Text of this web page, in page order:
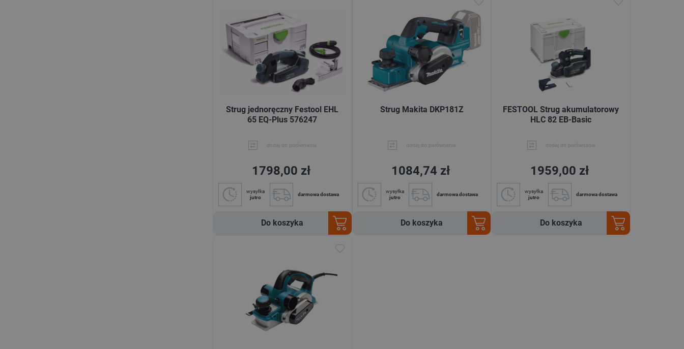
Strug jednoręczny Festool EHL
65 EQ-Plus 576247
dodaj do porównania
1798,00 zł
wysyłka
jutro
darmowa dostawa
Do koszyka
Strug Makita DKP181Z
dodaj do porównania
1084,74 zł
wysyłka
jutro
darmowa dostawa
Do koszyka
FESTOOL Strug akumulatorowy
HLC 82 EB-Basic
dodaj do porównania
1959,00 zł
wysyłka
jutro
darmowa dostawa
Do koszyka